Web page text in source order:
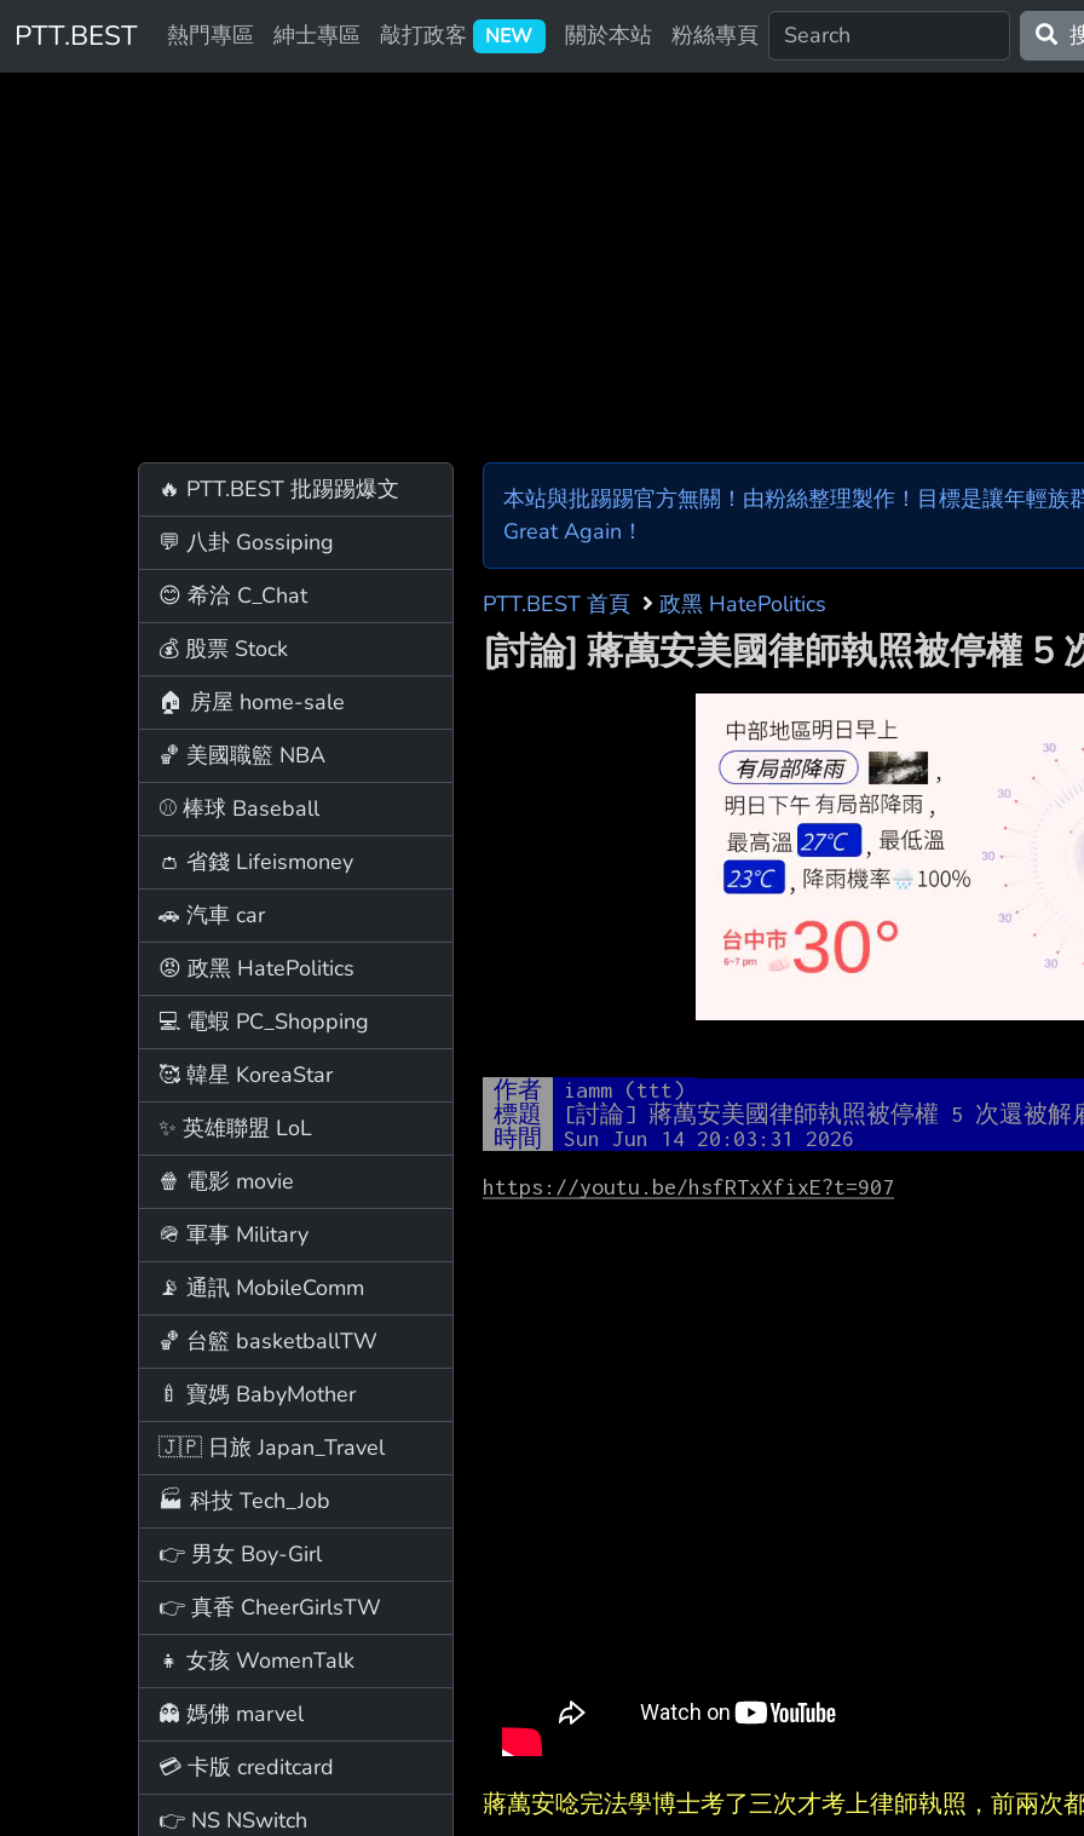
PTT.BEST 熱門專區 紳士專區 敲打政客 NEW 關於本站 粉絲專頁
🔥 PTT.BEST 批踢踢爆文
💬 八卦 Gossiping
😊 希洽 C_Chat
💰 股票 Stock
🏠 房屋 home-sale
🏀 美國職籃 NBA
⚾ 棒球 Baseball
👛 省錢 Lifeismoney
🚗 汽車 car
😡 政黑 HatePolitics
💻 電蝦 PC_Shopping
🥰 韓星 KoreaStar
✨ 英雄聯盟 LoL
🍿 電影 movie
🪖 軍事 Military
📡 通訊 MobileComm
🏀 台籃 basketballTW
🍼 寶媽 BabyMother
🇯🇵 日旅 Japan_Travel
🏭 科技 Tech_Job
👉 男女 Boy-Girl
👉 真香 CheerGirlsTW
👧 女孩 WomenTalk
👻 媽佛 marvel
💳 卡版 creditcard
👉 NS NSwitch
本站與批踢踢官方無關！由粉絲整理製作！目標是讓年輕族
Great Again！
PTT.BEST 首頁 政黑 HatePolitics
[討論] 蔣萬安美國律師執照被停權 5
作者
iamm (ttt)
標題
[討論] 蔣萬安美國律師執照被停權 5 次還被解
時間
Sun Jun 14 20:03:31 2026
https://youtu.be/hsfRTxXfixE?t=907
蔣萬安唸完法學博士考了三次才考上律師執照，前兩次